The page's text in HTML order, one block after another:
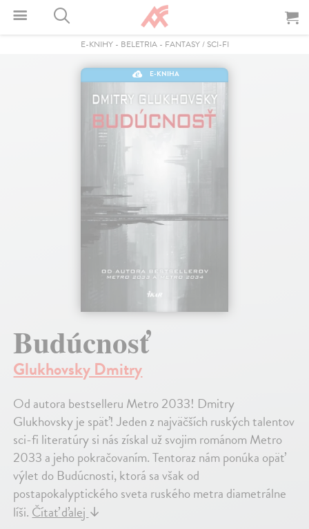
E-KNIHY- BELETRIA- FANTASY / SCI-FI
E-KNIHA
Budúcnosť
Glukhovsky Dmitry
Od autora bestselleru Metro 2033! Dmitry
Glukhovsky je späť! Jeden z najväčších ruských talentov
sci-fi literatúry si nás získal už svojim románom Metro
2033 a jeho pokračovaním. Tentoraz nám ponúka opäť
výlet do Budúcnosti, ktorá sa však od
postapokalyptického sveta ruského metra diametrálne
líši.Čítať ďalej↓